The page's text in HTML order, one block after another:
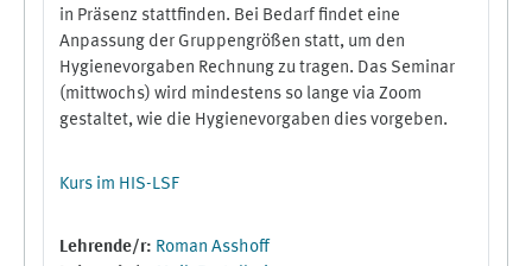
in Präsenz stattfinden. Bei Bedarf findet eine
Anpassung der Gruppengrößen statt, um den
Hygienevorgaben Rechnung zu tragen. Das Seminar
(mittwochs) wird mindestens so lange via Zoom
gestaltet, wie die Hygienevorgaben dies vorgeben.
Kurs im HIS-LSF
Lehrende/r: Roman Asshoff